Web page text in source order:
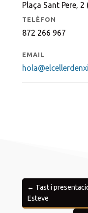
Plaça Sant Pere,
TELÈFON
872 266 967
EMAIL
← Tast i
Esteve